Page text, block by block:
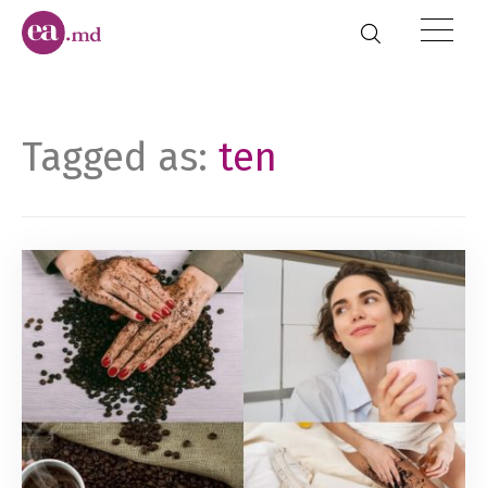
Tagged as: ten